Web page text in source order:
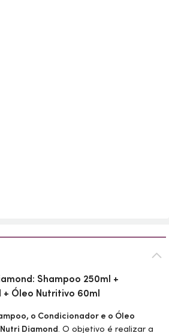
Shampoo 250ml +
Óleo Nutritivo 60ml
o Condicionador e o Óleo
Diamond. O objetivo é realizar a